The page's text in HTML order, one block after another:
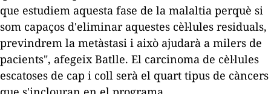
que estudiem aquesta fase de la malaltia perquè si
som capaços d'eliminar aquestes cèl·lules residuals,
previndrem la metàstasi i això ajudarà a milers de
pacients", afegeix Batlle. El carcinoma de cèl·lules
escatoses de cap i coll serà el quart tipus de càncers